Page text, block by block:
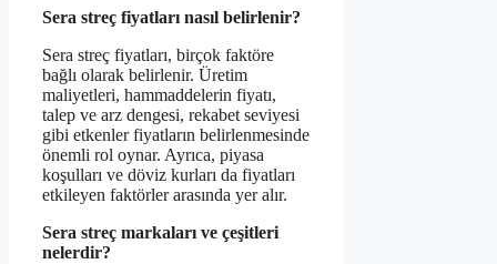
Sera streç fiyatları nasıl belirlenir?
Sera streç fiyatları, birçok faktöre
bağlı olarak belirlenir. Üretim
maliyetleri, hammaddelerin fiyatı,
talep ve arz dengesi, rekabet seviyesi
gibi etkenler fiyatların belirlenmesinde
önemli rol oynar. Ayrıca, piyasa
koşulları ve döviz kurları da fiyatları
etkileyen faktörler arasında yer alır.
Sera streç markaları ve çeşitleri
nelerdir?